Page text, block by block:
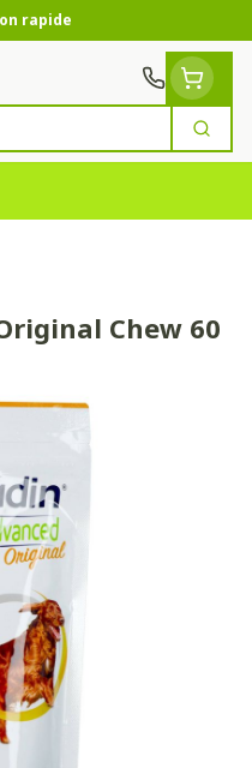
rapide
Chew 60